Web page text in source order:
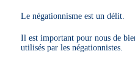
Le négationnisme est un délit.
Il est important pour nous de
utilisés par les négationnistes.